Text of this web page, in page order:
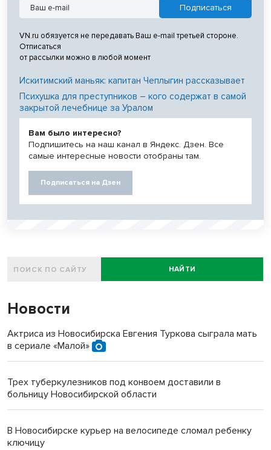
VN.ru обязуется не передавать Ваш e-mail третьей стороне.
Отписаться
от рассылки можно в любой момент
Искитимский маньяк: капитан Чеплыгин рассказывает
Психушка для преступников – кого содержат в самой
закрытой лечебнице за Уралом
Вам было интересно?
Подпишитесь на наш канал в Яндекс. Дзен. Все
самые интересные новости отобраны там.
Подписаться на Дзен
НАЙТИ
Новости
Актриса из Новосибирска Евгения Туркова сыграла мать
в сериале «Малой»
Трех туберкулезников под конвоем доставили в
больницу Новосибирской области
В Новосибирске курьер на велосипеде сломал ребенку
ключицу